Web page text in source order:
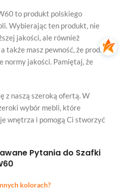
to produkt polskiego
Wybierając ten produkt, nie
jakości, ale również
także masz pewność, że produkt
normy jakości. Pamiętaj, że
z naszą szeroką ofertą. W
wybór mebli, które
wnętrza i pomogą Ci stworzyć
Pytania do Szafki
kolorach?